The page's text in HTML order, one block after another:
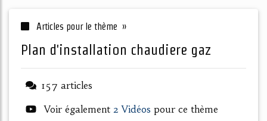
Articles pour le thème »
plan d'installation chaudiere gaz
157 articles
Voir également 2 Vidéos pour ce thème